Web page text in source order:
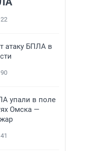
22
атаку БПЛА в
90
упали в поле
Омска —
41